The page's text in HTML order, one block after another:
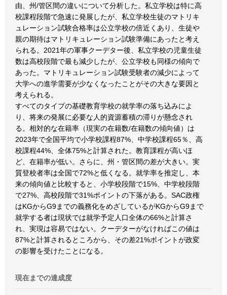
由、州/管区間の違いについて分析した。私立学校は特に高
校課程段階で急速に発展したが、私立学校生徒のマトリキ
ュレーション試験合格率は公立学校の倍近くあり、生徒や
親の期待はマトリキュレーション試験準備にあったと考え
られる。2021年の軍事クーデター後、私立学校の児童生徒
数は高校段階で最も減少したが、公立学校も同様の傾向で
あった。マトリキュレーション試験受験者の減少によって
大学への進学需要が少なくなったことがその大きな要因と
考えられる。
すべてのタイプの基礎教育学校の就学率の落ち込みによ
り、将来の発展に必要な人的資源蓄積の滞りが懸念され
る。相対的な在籍率（現実の在籍数/在籍数の傾向値）は
2023年で全国平均で小学校課程87%、中学校課程65％、高
校課程44%、全体75%と計算された。教育課程が高いほ
ど、在籍率が低い。さらに、州・管区間の差が大きい。実
質登校者率は全国で72%と低くなる。就学率を推定し、本
来の傾向値と比較すると、小学校段階で15%、中学校段階
で27%、高校段階で31%ポイントの下落がある。SAC政権
はKGからG9までの義務化をめざしているがKGからG9まで
就学する者は現状では就学予定人口全体の66%と計算さ
れ、実現は容易ではない。クーデターがなければこの値は
87%と計算されるところから、その差21%ポイントが政変
の影響を受けたことになる。
現在までの達成度